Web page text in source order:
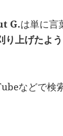
G.は単に言
り上げたよ
などで検